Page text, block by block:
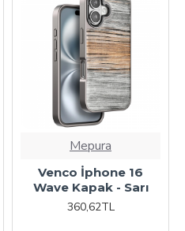
Mepura
Venco İphone 16
Wave Kapak - Sarı
360,62TL